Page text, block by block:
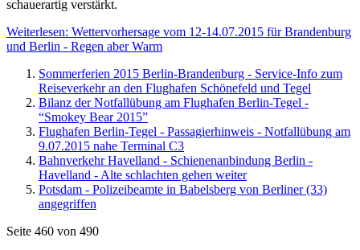
schauerartig verstärkt.
Weiterlesen: Wettervorhersage vom 12-14.07.2015 für Brandenburg
und Berlin - Regen aber Warm
Sommerferien 2015 Berlin-Brandenburg - Service-Info zum
Reiseverkehr an den Flughafen Schönefeld und Tegel
Bilanz der Notfallübung am Flughafen Berlin-Tegel -
“Smokey Bear 2015”
Flughafen Berlin-Tegel - Passagierhinweis - Notfallübung am
9.07.2015 nahe Terminal C3
Bahnverkehr Havelland - Schienenanbindung Berlin -
Havelland - Alte schlachten gehen weiter
Potsdam - Polizeibeamte in Babelsberg von Berliner (33)
angegriffen
Seite 460 von 490